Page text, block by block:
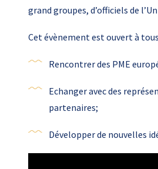
grand groupes, d’officiels de
Cet évènement est ouvert à
Rencontrer des PME
Echanger avec des
partenaires;
Développer de nouvelles